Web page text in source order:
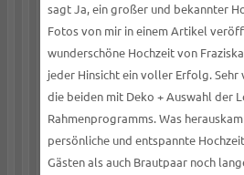
sagt Ja, ein großer und bekannter
Fotos von mir in einem Artikel
wunderschöne Hochzeit von
jeder Hinsicht ein voller Erfolg. Sehr
die beiden mit Deko + Auswahl der
Rahmenprogramms. Was
persönliche und entspannte
Gästen als auch Brautpaar noch